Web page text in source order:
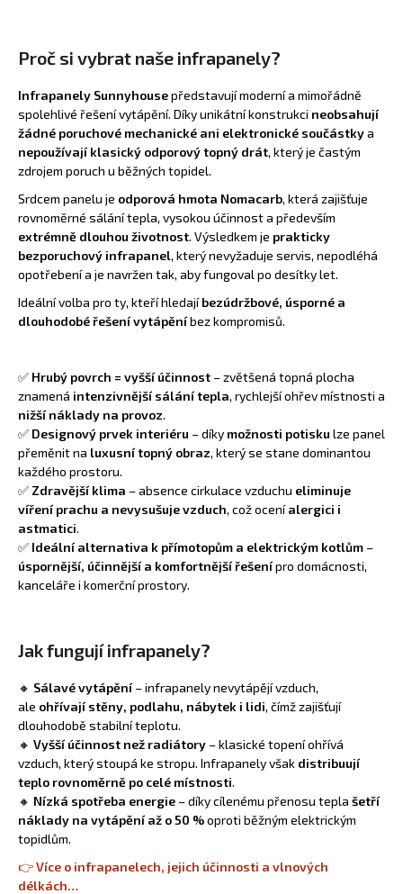
Proč si vybrat naše infrapanely?
Infrapanely Sunnyhousepředstavují moderní a mimořádně
spolehlivé řešení vytápění. Díky unikátní konstrukci neobsahují
žádné poruchové mechanické ani elektronické součástkya
nepoužívají klasický odporový topný drát, který je častým
zdrojem poruch u běžných topidel.
Srdcem panelu je odporová hmota Nomacarb, která zajišťuje
rovnoměrné sálání tepla, vysokou účinnost a především
extrémně dlouhou životnost. Výsledkem je prakticky
bezporuchový infrapanel, který nevyžaduje servis, nepodléhá
opotřebení a je navržen tak, aby fungoval po desítky let.
Ideální volba pro ty, kteří hledajíbezúdržbové, úsporné a
dlouhodobé řešení vytápěníbez kompromisů.
✅ Hrubý povrch = vyšší účinnost – zvětšená topná plocha
znamená intenzivnější sálání tepla, rychlejší ohřev místnosti a
nižší náklady na provoz.
✅ Designový prvek interiéru – díky možnosti potisku lze panel
přeměnit na luxusní topný obraz, který se stane dominantou
každého prostoru.
✅ Zdravější klima – absence cirkulace vzduchu eliminuje
víření prachu a nevysušuje vzduch, což oceníalergici i
astmatici.
✅ Ideální alternativa k přímotopům a elektrickým kotlům –
úspornější, účinnější a komfortnější řešenípro domácnosti,
kanceláře i komerční prostory.
Jak fungují infrapanely?
🔸 Sálavé vytápění – infrapanely nevytápějí vzduch,
ale ohřívají stěny, podlahu, nábytek i lidi, čímž zajišťují
dlouhodobě stabilní teplotu.
🔸 Vyšší účinnost než radiátory – klasické topení ohřívá
vzduch, který stoupá ke stropu. Infrapanely však distribuují
teplo rovnoměrně po celé místnosti.
🔸 Nízká spotřeba energie – díky cílenému přenosu tepla šetří
náklady na vytápění až o 50 %oproti běžným elektrickým
topidlům.
👉Více o infrapanelech, jejich účinnosti a vlnových
délkách…